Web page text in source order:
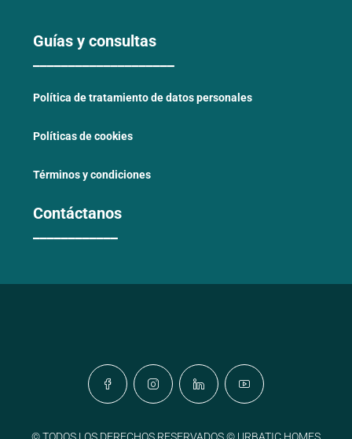
Guías y consultas
Política de tratamiento de datos personales
Políticas de cookies
Términos y condiciones
Contáctanos